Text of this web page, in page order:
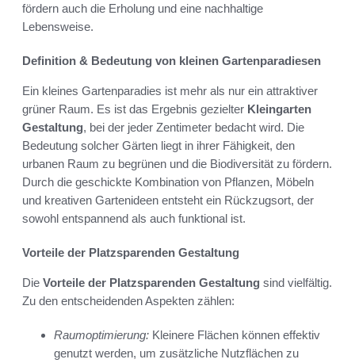
fördern auch die Erholung und eine nachhaltige
Lebensweise.
Definition & Bedeutung von kleinen Gartenparadiesen
Ein kleines Gartenparadies ist mehr als nur ein attraktiver
grüner Raum. Es ist das Ergebnis gezielter Kleingarten
Gestaltung, bei der jeder Zentimeter bedacht wird. Die
Bedeutung solcher Gärten liegt in ihrer Fähigkeit, den
urbanen Raum zu begrünen und die Biodiversität zu fördern.
Durch die geschickte Kombination von Pflanzen, Möbeln
und kreativen Gartenideen entsteht ein Rückzugsort, der
sowohl entspannend als auch funktional ist.
Vorteile der Platzsparenden Gestaltung
Die Vorteile der Platzsparenden Gestaltung sind vielfältig.
Zu den entscheidenden Aspekten zählen:
Raumoptimierung: Kleinere Flächen können effektiv
genutzt werden, um zusätzliche Nutzflächen zu